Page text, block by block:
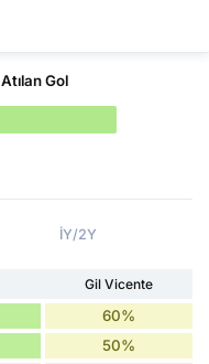
Atılan Gol
İY/2Y
Gil Vicente
60%
50%